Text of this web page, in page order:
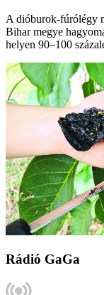
A dióburok-fúrólégy
Bihar megye
helyen 90–100
Rádió GaGa